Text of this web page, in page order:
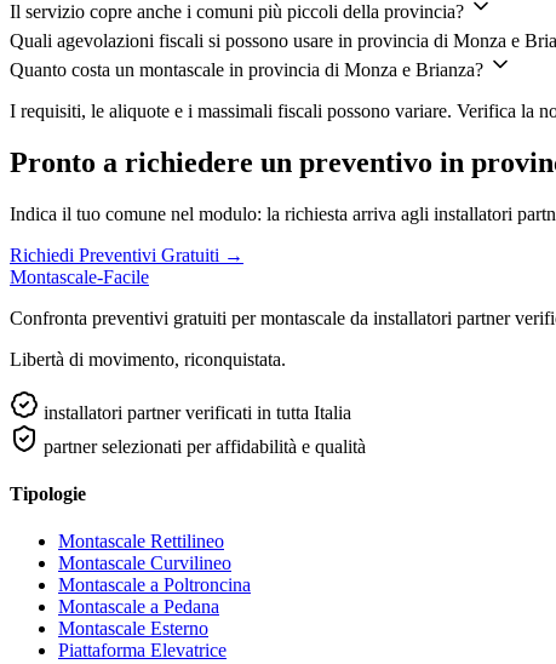
Il servizio copre anche i comuni più piccoli della provincia?
Quali agevolazioni fiscali si possono usare in provincia di Monza e
Quanto costa un montascale in provincia di Monza e Brianza?
I requisiti, le aliquote e i massimali fiscali possono variare. Verifica la
Pronto a richiedere un preventivo in
Indica il tuo comune nel modulo: la richiesta arriva agli installatori
Richiedi Preventivi Gratuiti →
Montascale-Facile
Confronta preventivi gratuiti per montascale da installatori partner
Libertà di movimento, riconquistata.
installatori partner verificati in tutta Italia
partner selezionati per affidabilità e qualità
Tipologie
Montascale Rettilineo
Montascale Curvilineo
Montascale a Poltroncina
Montascale a Pedana
Montascale Esterno
Piattaforma Elevatrice